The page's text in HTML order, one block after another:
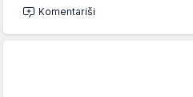
Komentariši